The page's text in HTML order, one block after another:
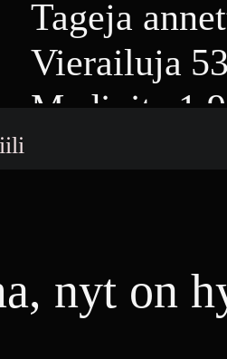
Tageja
Vierailuja
Medioita
1
nyt on